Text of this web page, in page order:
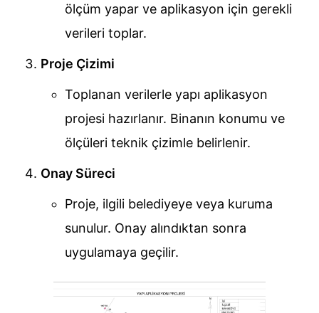
ölçüm yapar ve aplikasyon için gerekli
verileri toplar.
Proje Çizimi
Toplanan verilerle yapı aplikasyon
projesi hazırlanır. Binanın konumu ve
ölçüleri teknik çizimle belirlenir.
Onay Süreci
Proje, ilgili belediyeye veya kuruma
sunulur. Onay alındıktan sonra
uygulamaya geçilir.